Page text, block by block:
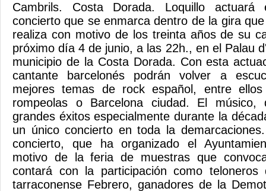
Cambrils. Costa Dorada. Loquillo
concierto que se enmarca dentro de la gira
realiza con motivo de los treinta años de su
próximo día 4 de junio, a las 22h., en el Palau
municipio de la Costa Dorada. Con esta
cantante barcelonés podrán volver a
mejores temas de rock español, entre
rompeolas o Barcelona ciudad. El
grandes éxitos especialmente durante la
un único concierto en toda la
concierto, que ha organizado el
motivo de la feria de muestras que
contará con la participación como
tarraconense Febrero, ganadores de la